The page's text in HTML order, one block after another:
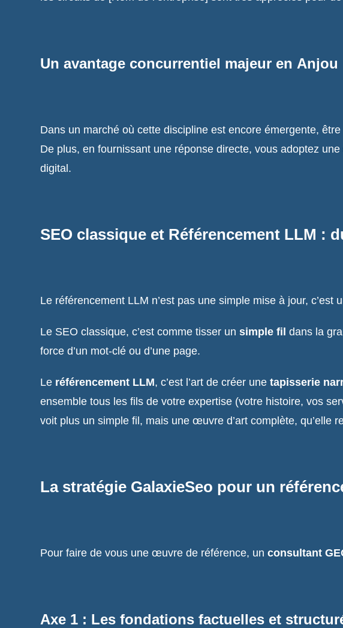
Un avantage concurrentiel majeur en Anjou
Dans un marché où cette discipline est encore émergente,
De plus, en fournissant une réponse directe, vous adoptez
digital.
SEO classique et Référencement LLM :
Le référencement LLM n’est pas une simple mise à jour, c’est
Le SEO classique, c’est comme tisser unsimple fil dans la
force d’un mot-clé ou d’une page.
Le référencement LLM, c’est l’art de créer unetapisserie
ensemble tous les fils de votre expertise (votre histoire, vos
voit plus un simple fil, mais une œuvre d’art complète, qu’elle
La stratégie GalaxieSeo pour un
Pour faire de vous une œuvre de référence, unconsultant
Axe 1 : Les fondations factuelles et